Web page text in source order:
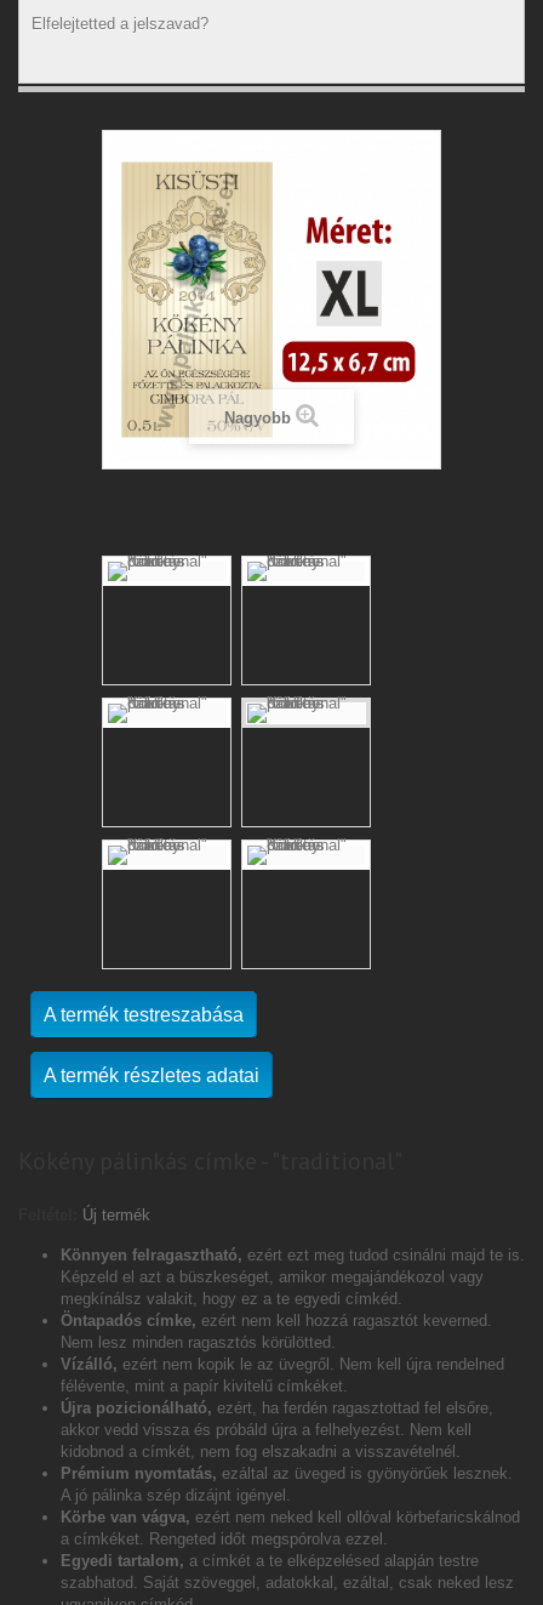
Elfelejtetted a jelszavad?
Nagyobb
A termék testreszabása
A termék részletes adatai
Új termék
Könnyen felragasztható, ezért ezt meg tudod csinálni majd te is.
Képzeld el azt a büszkeséget, amikor megajándékozol vagy
megkínálsz valakit, hogy ez a te egyedi címkéd.
Öntapadós címke, ezért nem kell hozzá ragasztót keverned.
Nem lesz minden ragasztós körülötted.
Vízálló, ezért nem kopik le az üvegről. Nem kell újra rendelned
félévente, mint a papír kivitelű címkéket.
Újra pozicionálható, ezért, ha ferdén ragasztottad fel elsőre,
akkor vedd vissza és próbáld újra a felhelyezést. Nem kell
kidobnod a címkét, nem fog elszakadni a visszavételnél.
Prémium nyomtatás, ezáltal az üveged is gyönyörűek lesznek.
A jó pálinka szép dizájnt igényel.
Körbe van vágva, ezért nem neked kell ollóval körbefaricskálnod
a címkéket. Rengeted időt megspórolva ezzel.
Egyedi tartalom, a címkét a te elképzelésed alapján testre
szabhatod. Saját szöveggel, adatokkal, ezáltal, csak neked lesz